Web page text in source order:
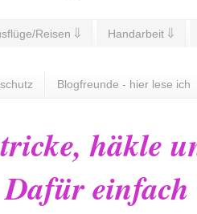
Reisen ⇓ Handarbeit ⇓
Blogfreunde - hier lese ich
häkle